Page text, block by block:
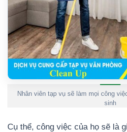
Nhân viên tạp vụ sẽ làm mọi công
sinh
Cụ thể, công việc của họ sẽ là